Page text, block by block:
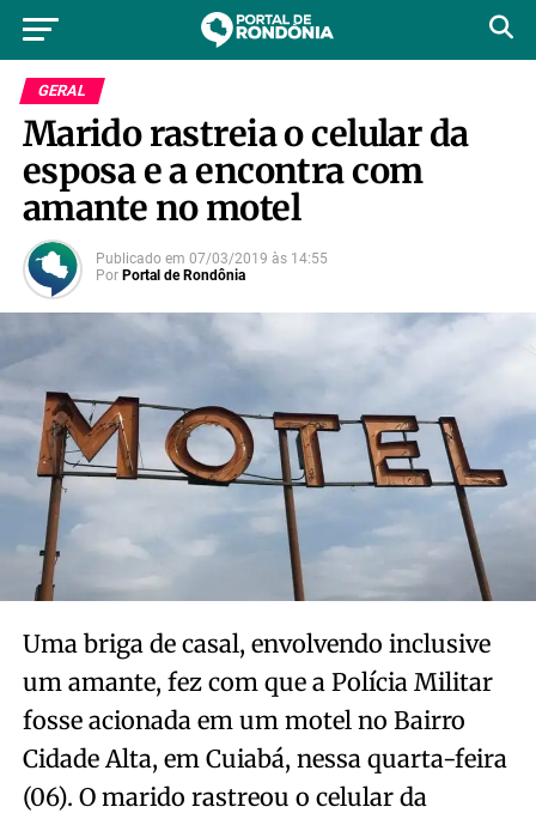
GERAL
Marido rastreia o celular da
esposa e a encontra com
amante no motel
Publicado em 07/03/2019 às 14:55
Por Portal de Rondônia
Uma briga de casal, envolvendo inclusive
um amante, fez com que a Polícia Militar
fosse acionada em um motel no Bairro
Cidade Alta, em Cuiabá, nessa quarta-feira
(06). O marido rastreou o celular da